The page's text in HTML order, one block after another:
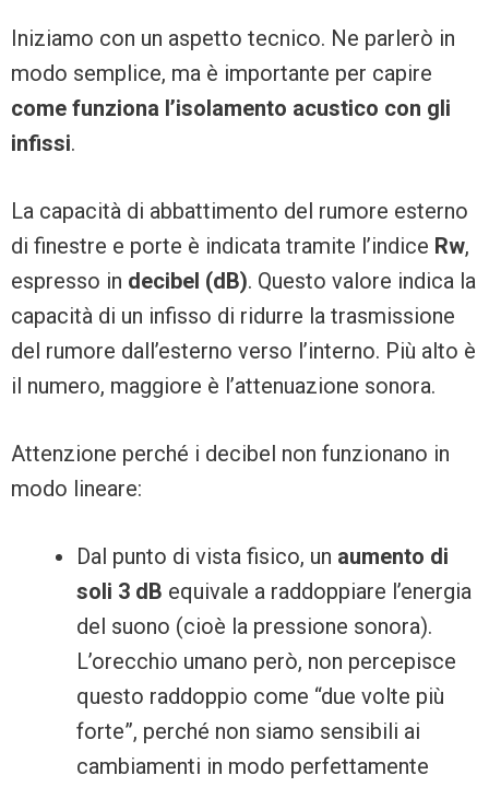
Iniziamo con un aspetto tecnico. Ne parlerò in
modo semplice, ma è importante per capire
come funziona l’isolamento acustico con gli
infissi.
La capacità di abbattimento del rumore esterno
di finestre e porte è indicata tramite l’indice Rw,
espresso in decibel (dB). Questo valore indica la
capacità di un infisso di ridurre la trasmissione
del rumore dall’esterno verso l’interno. Più alto è
il numero, maggiore è l’attenuazione sonora.
Attenzione perché i decibel non funzionano in
modo lineare:
Dal punto di vista fisico, un aumento di
soli 3 dB equivale a raddoppiare l’energia
del suono (cioè la pressione sonora).
L’orecchio umano però, non percepisce
questo raddoppio come “due volte più
forte”, perché non siamo sensibili ai
cambiamenti in modo perfettamente